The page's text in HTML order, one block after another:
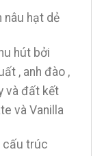
nâu hạt dẻ
hút bởi
, anh đào ,
và đất kết
và Vanilla
cấu trúc